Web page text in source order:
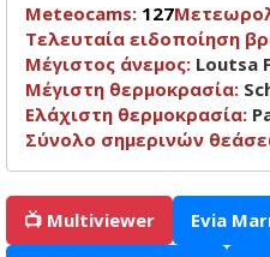
Meteocams: 127
Τελευταία ειδοποίηση
Μέγιστος άνεμος: Loutsa
Μέγιστη θερμοκρασία:
Ελάχιστη θερμοκρασία:
Σύνολο σημερινών
📺 Multiviewer Evia